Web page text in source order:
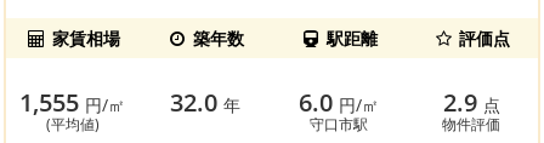
家賃相場 築年数 駅距離 評価点
1,555 円/㎡
(平均値)
32.0年 6.0 円/㎡
守口市駅
2.9 点
物件評価